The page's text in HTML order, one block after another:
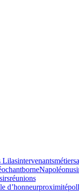
Lilasintervenantsmétiers
chantborneNapoléon
réunions
d’honneurproximité